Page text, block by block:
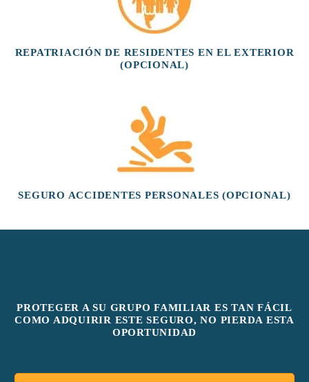
REPATRIACIÓN DE RESIDENTES EN EL EXTERIOR
(OPCIONAL)
SEGURO ACCIDENTES PERSONALES (OPCIONAL)
PROTEGER A SU GRUPO FAMILIAR ES TAN FÁCIL
COMO ADQUIRIR ESTE SEGURO, NO PIERDA ESTA
OPORTUNIDAD